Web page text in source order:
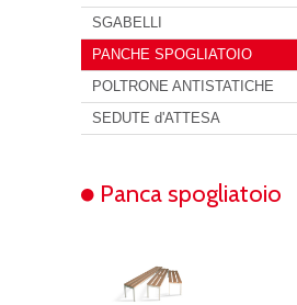
SGABELLI
PANCHE SPOGLIATOIO
POLTRONE ANTISTATICHE
SEDUTE d'ATTESA
Panca spogliatoio